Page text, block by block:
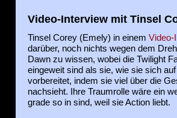
Video-Interview mit Tinsel
Tinsel Corey (Emely) in einem Video-
darüber, noch nichts wegen dem
Dawn zu wissen, wobei die Twilight
eingeweit sind als sie, wie sie sich
vorbereitet, indem sie viel über die
nachsieht. Ihre Traumrolle wäre ein
grade so in sind, weil sie Action liebt.